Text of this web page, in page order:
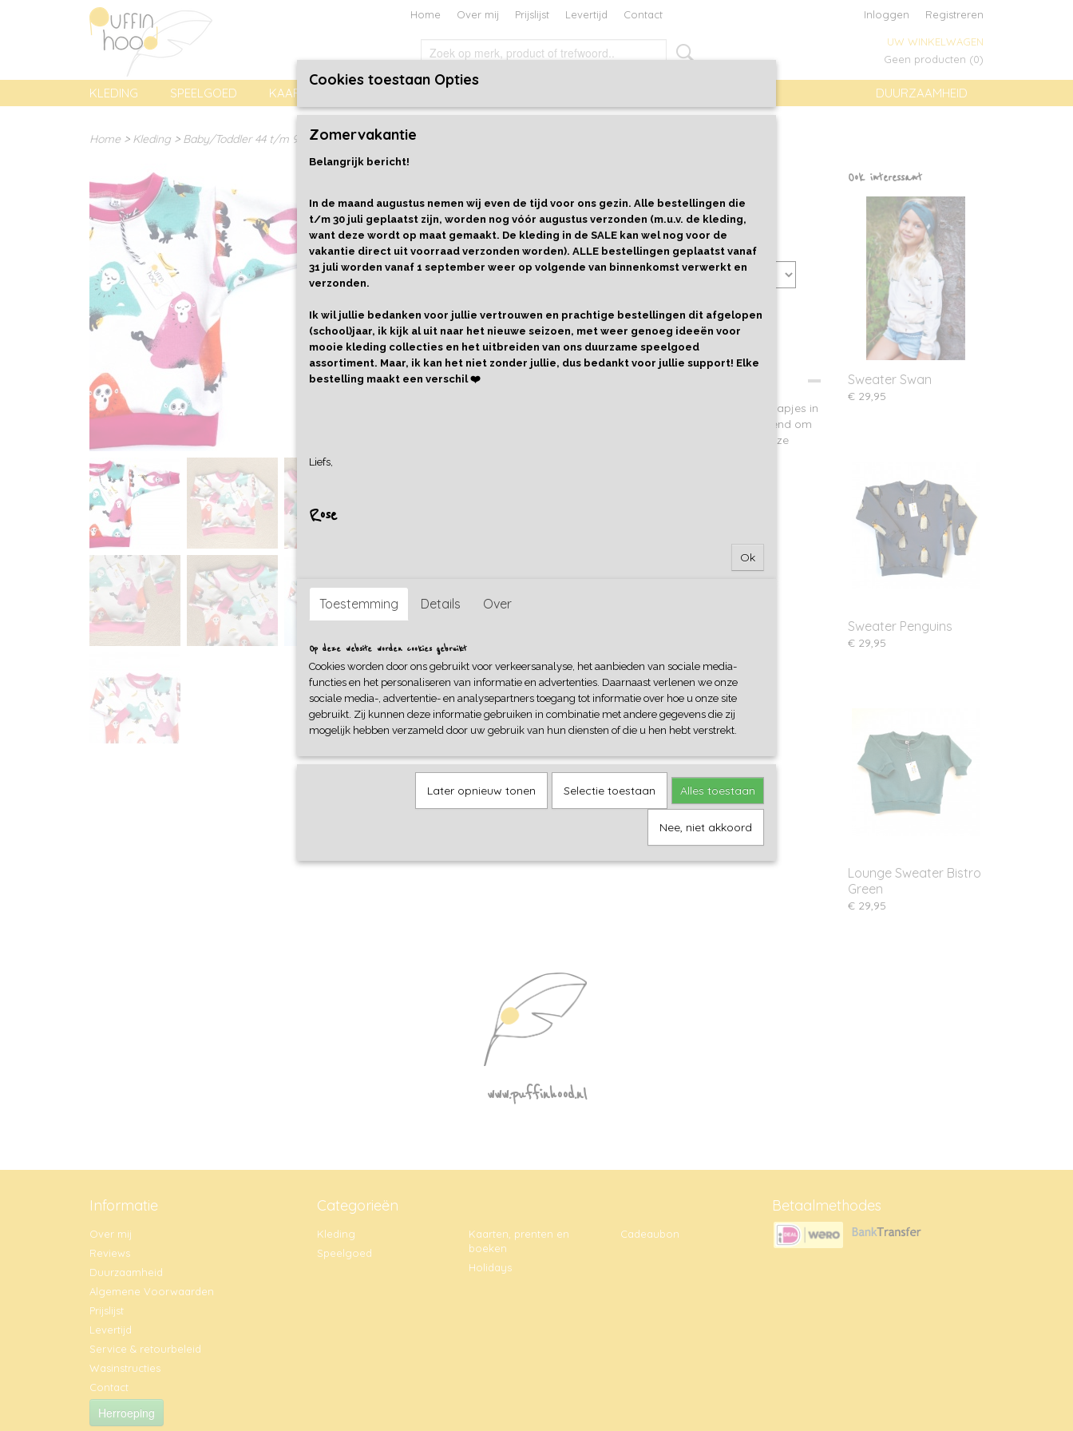
Home Over mij Prijslijst Levertijd Contact Inloggen Registreren
UW WINKELWAGEN
Geen producten (0)
DUURZAAMHEID
KLEDING SPEELGOED KAARTEN, PRENTEN EN BOEKEN
Home > Kleding > Baby/Toddler 44 t/m 92 >Sweaters>Lounge Sweater Cheeky Monkey
€ 29,95
Maat Aantal
IN WINKELWAGEN
Omschrijving
Kleurrijke sweater van biologisch katoen (french terry). Hippe print van aapjes in
felle kleuren, van het stoffenmerk Mieli Design. Dit stoffenmerk staat bekend om
zijn hoogwaardige kwaliteit. De sweater heeft een loose fit en fuchsia roze
Ook interessant
Sweater Swan
€ 29,95
Sweater Penguins
€ 29,95
Lounge Sweater Bistro
Green
€ 29,95
www.puffinhood.nl
Informatie
Over mij
Reviews
Duurzaamheid
Algemene Voorwaarden
Prijslijst
Levertijd
Service & retourbeleid
Wasinstructies
Contact
Herroeping
Categorieën
Kleding
Speelgoed
Kaarten, prenten en
boeken
Holidays
Cadeaubon
Betaalmethodes
Cookies toestaan Opties
Zomervakantie
Belangrijk bericht!
In de maand augustus nemen wij even de tijd voor ons gezin. Alle bestellingen die
t/m 30 juli geplaatst zijn, worden nog vóór augustus verzonden (m.u.v. de kleding,
want deze wordt op maat gemaakt. De kleding in de SALE kan wel nog voor de
vakantie direct uit voorraad verzonden worden). ALLE bestellingen geplaatst vanaf
31 juli worden vanaf 1 september weer op volgende van binnenkomst verwerkt en
verzonden.
Ik wil jullie bedanken voor jullie vertrouwen en prachtige bestellingen dit afgelopen
(school)jaar, ik kijk al uit naar het nieuwe seizoen, met weer genoeg ideeën voor
mooie kleding collecties en het uitbreiden van ons duurzame speelgoed
assortiment. Maar, ik kan het niet zonder jullie, dus bedankt voor jullie support! Elke
bestelling maakt een verschil ❤️
Liefs,
Rose
Ok
Toestemming Details Over
Op deze website worden cookies gebruikt
Cookies worden door ons gebruikt voor verkeersanalyse, het aanbieden van sociale media-
functies en het personaliseren van informatie en advertenties. Daarnaast verlenen we onze
sociale media-, advertentie- en analysepartners toegang tot informatie over hoe u onze site
gebruikt. Zij kunnen deze informatie gebruiken in combinatie met andere gegevens die zij
mogelijk hebben verzameld door uw gebruik van hun diensten of die u hen hebt verstrekt.
Later opnieuw tonen Selectie toestaan Alles toestaan
Nee, niet akkoord